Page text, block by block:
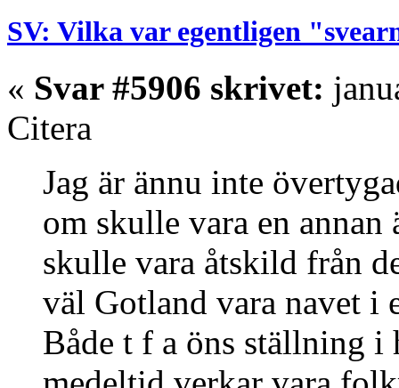
SV: Vilka var egentligen
« Svar #5906 skrivet:
Citera
Jag är ännu inte
om skulle vara en
skulle vara åtskild från
väl Gotland vara navet i
Både t f a öns ställning